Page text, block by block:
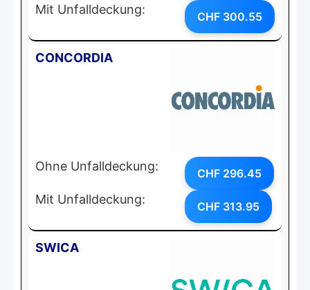
Mit Unfalldeckung: CHF 300.55
CONCORDIA
Ohne Unfalldeckung: CHF 296.45
Mit Unfalldeckung: CHF 313.95
SWICA